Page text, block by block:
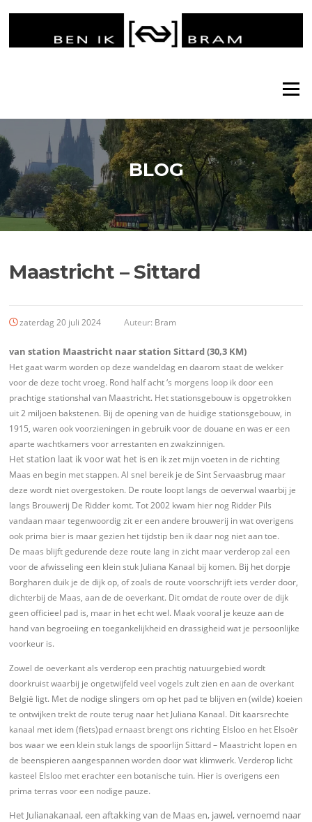
Menu
BLOG
Maastricht – Sittard
zaterdag 20 juli 2024 Auteur: Bram
van station Maastricht naar station Sittard (30,3 KM)
Het gaat warm worden op deze wandeldag en daarom staat de wekker
voor de deze tocht vroeg. Rond half acht ‘s morgens loop ik door een
prachtige stationshal van Maastricht. Het stationsgebouw is opgetrokken
uit 2 miljoen bakstenen. Bij de opening van de huidige stationsgebouw, in
1915, waren ook voorzieningen in gebruik voor de douane en was er een
aparte wachtkamers voor arrestanten en zwakzinnigen.
Het station laat ik voor wat het is en ik zet mijn voeten in de richting
Maas en begin met stappen. Al snel bereik je de Sint Servaasbrug maar
deze wordt niet overgestoken. De route loopt langs de oeverwal waarbij je
langs Brouwerij De Ridder komt. Tot 2002 kwam hier nog Ridder Pils
vandaan maar tegenwoordig zit er een andere brouwerij in wat overigens
ook prima bier is maar gezien het tijdstip ben ik daar nog niet aan toe.
De maas blijft gedurende deze route lang in zicht maar verderop zal een
voor de afwisseling een klein stuk Juliana Kanaal bij komen. Bij het dorpje
Borgharen duik je de dijk op, of zoals de route voorschrijft iets verder door,
dichterbij de Maas, aan de de oeverkant. Dit omdat de route over de dijk
geen officieel pad is, maar in het echt wel. Maak vooral je keuze aan de
hand van begroeiing en toegankelijkheid en drassigheid wat je persoonlijke
voorkeur is.
Zowel de oeverkant als verderop een prachtig natuurgebied wordt
doorkruist waarbij je ongetwijfeld veel vogels zult zien en aan de overkant
België ligt. Met de nodige slingers om op het pad te blijven en (wilde) koeien
te ontwijken trekt de route terug naar het Juliana Kanaal. Dit kaarsrechte
kanaal met idem (fiets)pad ernaast brengt ons richting Elsloo en het Elsoër
bos waar we een klein stuk langs de spoorlijn Sittard – Maastricht lopen en
de beenspieren aangespannen worden door wat klimwerk. Verderop licht
kasteel Elsloo met erachter een botanische tuin. Hier is overigens een
prima terras voor een nodige pauze.
Het Julianakanaal, een aftakking van de Maas en, jawel, vernoemd naar